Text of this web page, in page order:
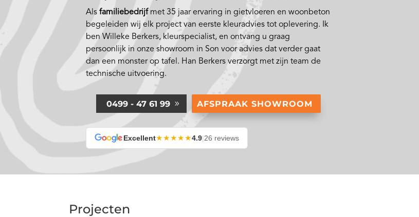
Alsfamiliebedrijfmet 35 jaar ervaring in gietvloeren en woonbeton
begeleiden wij elk project van eerste kleuradvies tot oplevering. Ik
ben Willeke Berkers, kleurspecialist, en ontvang u graag
persoonlijk in onze showroom in Son voor advies dat verder gaat
dan een monster op tafel. Han Berkers verzorgt met zijn team de
technische uitvoering.
0499 - 47 61 99 AFSPRAAK SHOWROOM
Excellent★★★★★4.9|26 reviews
Projecten